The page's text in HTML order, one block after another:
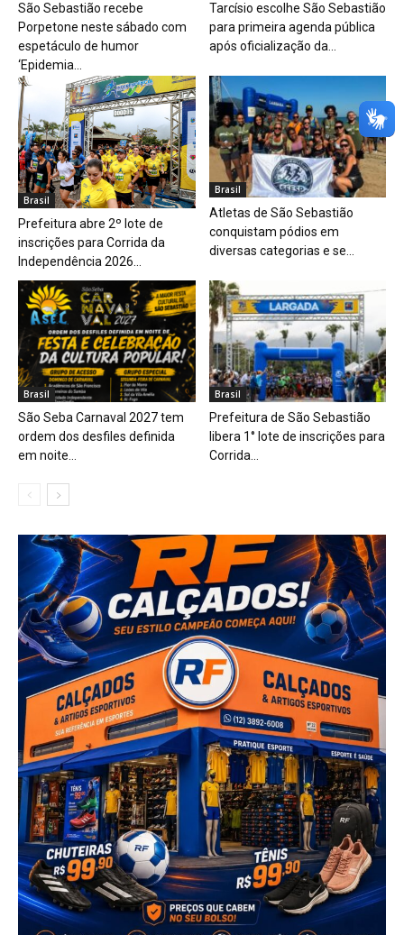
São Sebastião recebe
Porpetone neste sábado com
espetáculo de humor
‘Epidemia...
Tarcísio escolhe São Sebastião
para primeira agenda pública
após oficialização da...
Brasil
Prefeitura abre 2º lote de
inscrições para Corrida da
Independência 2026...
Brasil
Atletas de São Sebastião
conquistam pódios em
diversas categorias e se...
Brasil
São Seba Carnaval 2027 tem
ordem dos desfiles definida
em noite...
Brasil
Prefeitura de São Sebastião
libera 1° lote de inscrições para
Corrida...